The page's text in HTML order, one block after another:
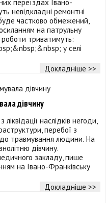
невідкладні ремонтні
частково обмежений,
на патрульну
роботи триватимуть:
у селі
Докладніше >>
дівчину
наслідків негоди,
перебої з
травмування людини. На
дівчину.
закладу, пише
на Івано-Франківську
Докладніше >>